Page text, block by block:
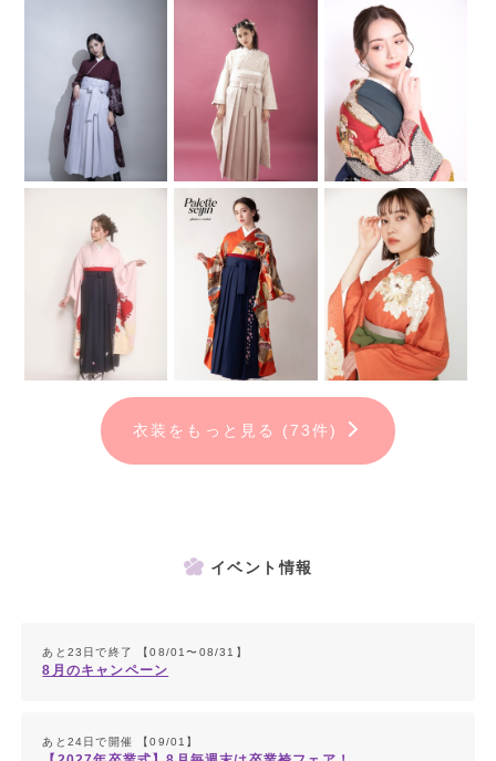
衣装をもっと見る (73件)
イベント情報
あと23日で終了 【08/01〜08/31】
8月のキャンペーン
あと24日で開催 【09/01】